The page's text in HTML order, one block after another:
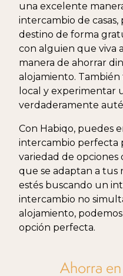
una excelente
intercambio de
destino de forma
con alguien que viva
manera de ahorrar
alojamiento.
local y experimentar
verdaderamente
Con Habiqo, puedes
intercambio perfecta
variedad de opciones
que se adaptan a tus
estés buscando un
intercambio no
alojamiento,
opción perfecta.
Ahorra